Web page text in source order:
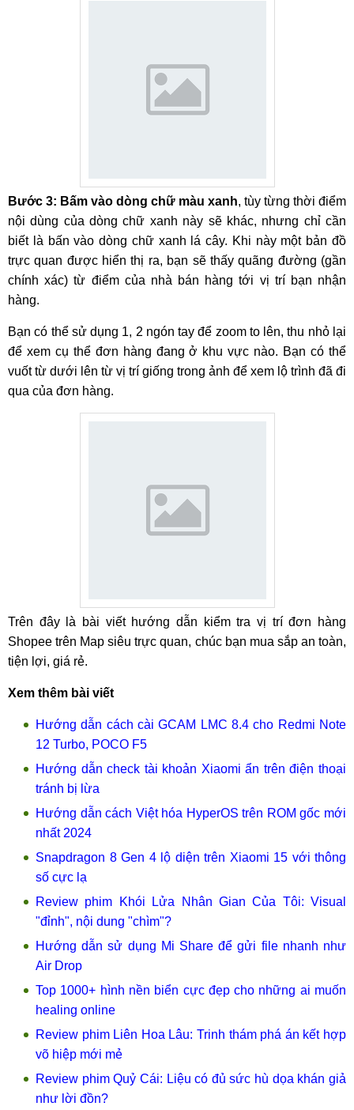
Bước 3: Bấm vào dòng chữ màu xanh, tùy từng thời điểm
nội dùng của dòng chữ xanh này sẽ khác, nhưng chỉ cần
biết là bấn vào dòng chữ xanh lá cây. Khi này một bản đồ
trực quan được hiển thị ra, bạn sẽ thấy quãng đường (gần
chính xác) từ điểm của nhà bán hàng tới vị trí bạn nhận
hàng.
Bạn có thể sử dụng 1, 2 ngón tay để zoom to lên, thu nhỏ lại
để xem cụ thể đơn hàng đang ở khu vực nào. Bạn có thể
vuốt từ dưới lên từ vị trí giống trong ảnh để xem lộ trình đã đi
qua của đơn hàng.
Trên đây là bài viết hướng dẫn kiểm tra vị trí đơn hàng
Shopee trên Map siêu trực quan, chúc bạn mua sắp an toàn,
tiện lợi, giá rẻ.
Xem thêm bài viết
Hướng dẫn cách cài GCAM LMC 8.4 cho Redmi Note
12 Turbo, POCO F5
Hướng dẫn check tài khoản Xiaomi ẩn trên điện thoại
tránh bị lừa
Hướng dẫn cách Việt hóa HyperOS trên ROM gốc mới
nhất 2024
Snapdragon 8 Gen 4 lộ diện trên Xiaomi 15 với thông
số cực lạ
Review phim Khói Lửa Nhân Gian Của Tôi: Visual
"đỉnh", nội dung "chìm"?
Hướng dẫn sử dụng Mi Share để gửi file nhanh như
Air Drop
Top 1000+ hình nền biển cực đẹp cho những ai muốn
healing online
Review phim Liên Hoa Lâu: Trinh thám phá án kết hợp
võ hiệp mới mẻ
Review phim Quỷ Cái: Liệu có đủ sức hù dọa khán giả
như lời đồn?